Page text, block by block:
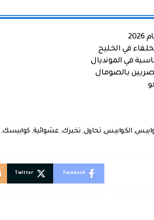
في الخليج
في المونديال
بالصومال
, الكوابيس, تحاول, تخبرك, عشوائية, كوابيسك,
Facebook
Twitter